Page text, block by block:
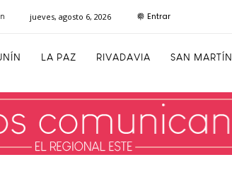
jueves, agosto 6, 2026 Entrar
LA PAZ RIVADAVIA SAN MARTÍN